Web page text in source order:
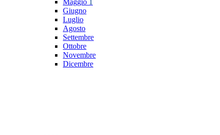
Maggio 1
Giugno
Luglio
Agosto
Settembre
Ottobre
Novembre
Dicembre